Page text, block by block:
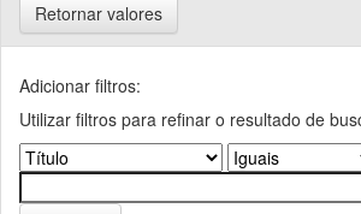
Retornar valores
Adicionar filtros:
Utilizar filtros para refinar o resultado de